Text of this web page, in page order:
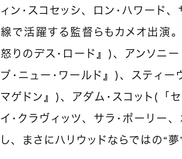
ィン・スコセッシ、ロン・ハワード
線で活躍する監督らもカメオ出演。
怒りのデス･ロード』）、アンソニー
ブ・ニュー・ワールド』）、スティー
マゲドン』）、アダム・スコット（「
イ・クラヴィッツ、サラ・ポーリー
し、まさにハリウッドならではの“